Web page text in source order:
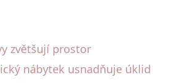
zvětšují prostor
nábytek usnadňuje úklid